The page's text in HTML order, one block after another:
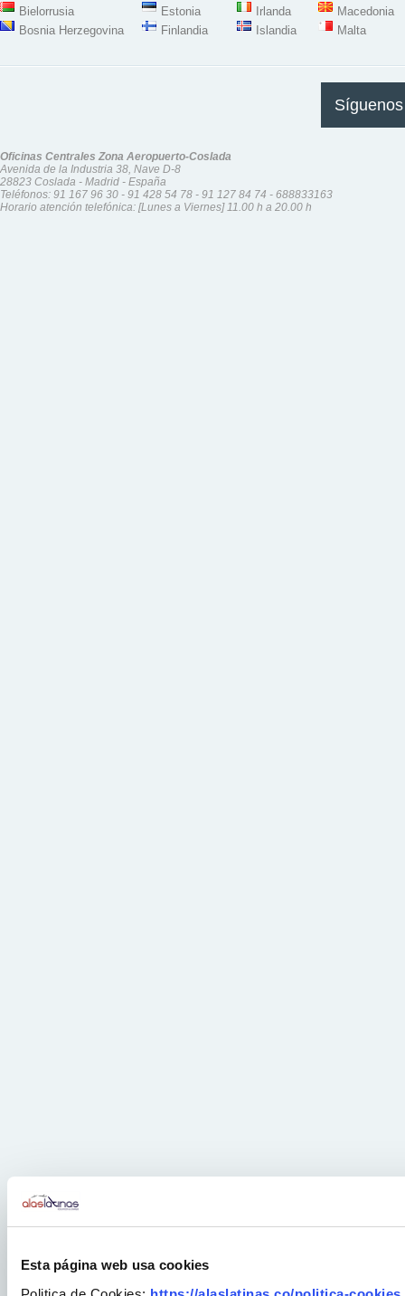
Esta página web usa cookies
Bielorrusia
Bosnia Herzegovina
Estonia
Finlandia
Irlanda
Islandia
Macedonia
Malta
Oficinas Centrales Zona Aeropuerto-Coslada
Avenida de la Industria 38, Nave D-8
28823 Coslada - Madrid - España
Teléfonos: 91 167 96 30 - 91 428 54 78 - 91 127 84 74 - 688833163
Horario atención telefónica: [Lunes a Viernes] 11.00 h a 20.00 h